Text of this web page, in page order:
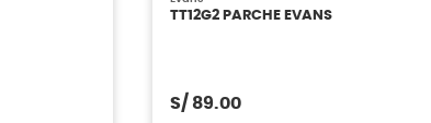
TT12G2 PARCHE EVANS
S/ 89.00